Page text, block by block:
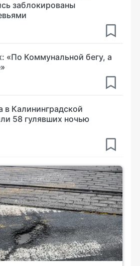
заблокированы
«По Коммунальной бегу, а
в Калининградской
58 гулявших ночью